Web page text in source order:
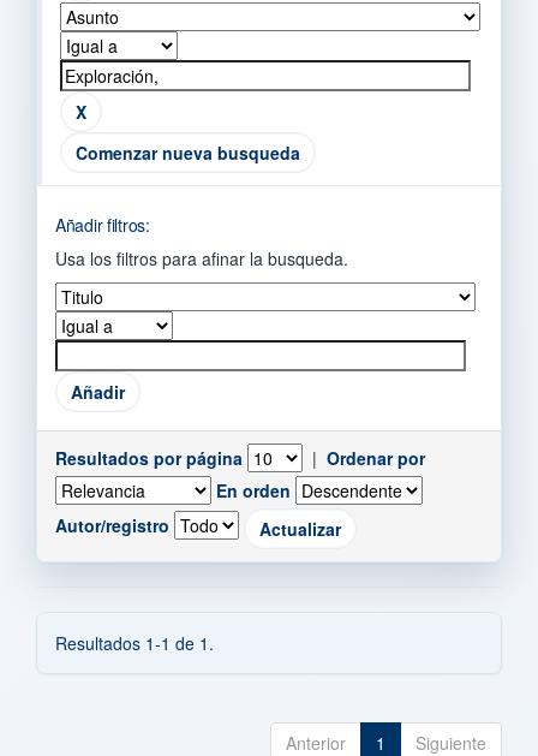
Comenzar nueva busqueda
Añadir filtros:
Usa los filtros para afinar la busqueda.
Resultados por página | Ordenar por
En orden
Autor/registro
Resultados 1-1 de 1.
Anterior 1 Siguiente